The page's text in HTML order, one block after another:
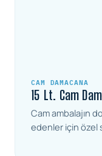
CAM DAMACANA
15 Lt. Cam
Cam ambalajın
edenler için özel